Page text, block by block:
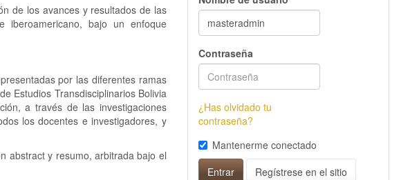
de los avances y resultados de las
iberoamericano, bajo un enfoque
por las diferentes ramas
Estudios Transdisciplinarios Bolivia
a través de las investigaciones
los docentes e investigadores, y
abstract y resumo, arbitrada bajo el
Contraseña
¿Has olvidado tu
contraseña?
Mantenerme conectado
Entrar
Regístrese en el sitio